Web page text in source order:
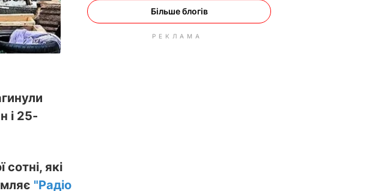
і 25-
які
"Радіо
Більше блогів
РЕКЛАМА